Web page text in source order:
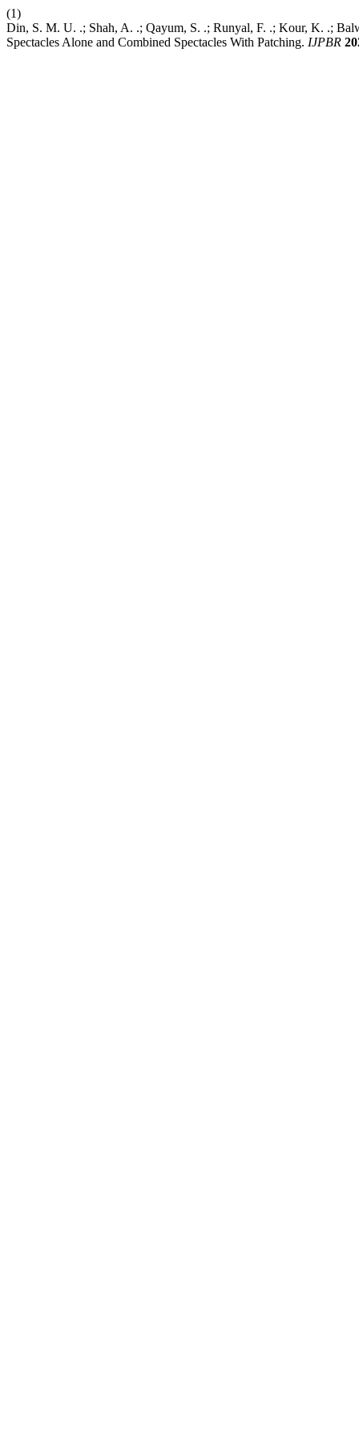
(1)
Din, S. M. U. .; Shah, A. .; Qayum, S. .; Runyal, F. .; Kour, K. .;
Spectacles Alone and Combined Spectacles With Patching. IJPBR